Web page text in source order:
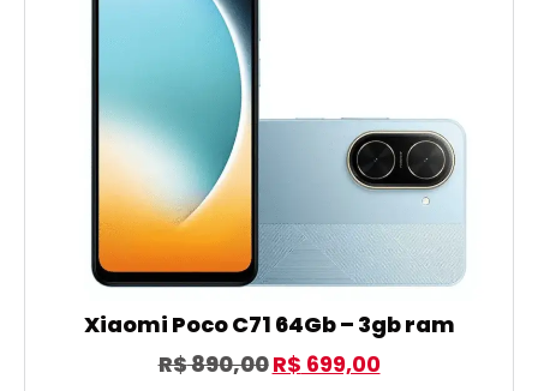
Xiaomi Poco C71 64Gb – 3gb ram
R$890,00R$ 699,00